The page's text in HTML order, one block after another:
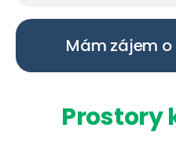
Mám zájem
Prostory